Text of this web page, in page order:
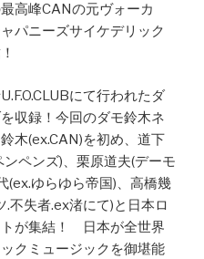
高峰CANの元ヴォーカ
パニーズサイケデリック
にて行われたダ
収録！今回のダモ鈴木ネ
木(ex.CAN)を初め、道下
ペンズ)、栗原道夫(デーモ
(ex.ゆらゆら帝国)、高橋幾
不失者.ex渚にて)と日本ロ
トが集結！ 日本が全世界
クミュージックを御堪能